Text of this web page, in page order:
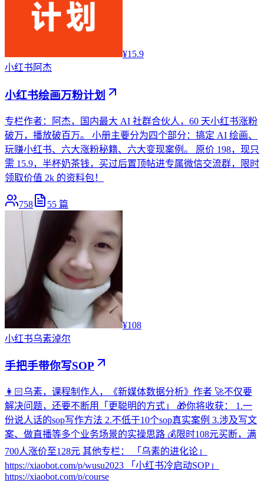
¥15.9
小红书 阿杰
小红书绘画万粉计划
专栏作者：阿杰，国内最大 AI 社群合伙人，60 天小红书涨粉
破万，播放破百万。 小册主要分为四个部分：搞定 AI 绘画、
玩赚小红书、六大涨粉秘籍、六大变现案例。 原价 198，现只
需 15.9，半杯奶茶钱，买过后置顶帖进专属微信交流群，限时
领取价值 2k 的资料包！
758 55 篇
¥108
小红书乌素淖尔
手把手带你写SOP
👩🏻乌素，课程制作人，《新媒体数据分析》作者 🚀不仅要
解决问题，还要不断用「更聪明的方式」 🎁你将收获： 1.一
份说人话的sop写作方法 2.不低于10个sop真实案例 3.涉及写文
案、做直播等多个业务场景的实操思路 💰限时108元买断，满
700人涨价至128元 其他专栏： 「乌素的进化论」
https://xiaobot.com/p/wusu2023 「小红书冷启动SOP」
https://xiaobot.com/p/course